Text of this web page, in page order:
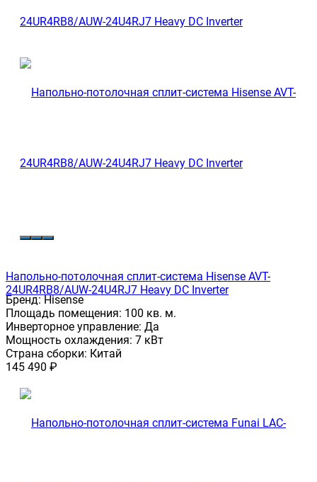
Напольно-потолочная сплит-система Hisense AVT-
24UR4RB8/AUW-24U4RJ7 Heavy DC Inverter
Бренд:Hisense
Площадь помещения: 100 кв. м.
Инверторное управление: Да
Мощность охлаждения: 7 кВт
Страна сборки: Китай
145 490 ₽